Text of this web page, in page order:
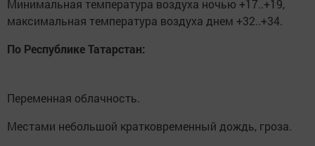
Минимальная температура воздуха ночью +17..+19,
максимальная температура воздуха днем +32..+34.
По Республике Татарстан:
Переменная облачность.
Местами небольшой кратковременный дождь, гроза.